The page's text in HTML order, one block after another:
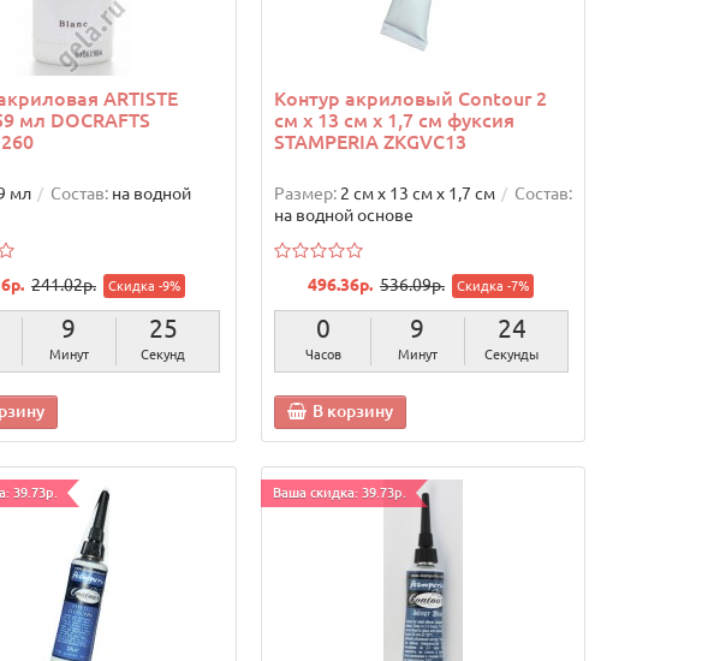
ARTISTE
мл DOCRAFTS
мл Состав: на водной
241.02р. Скидка -9%
9
Минут
24
Секунды
Контур акриловый Contour 2
см х 13 см х 1,7 см фуксия
STAMPERIA ZKGVC13
Размер: 2 см х 13 см х 1,7 см
Состав:
на водной основе
496.36р. 536.09р. Скидка -7%
0
Часов
9
Минут
23
Секунды
В корзину
39.73р. Ваша скидка: 39.73р.